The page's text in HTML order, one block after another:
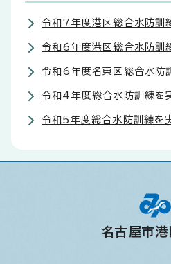
令和7年度港区総合水防訓
令和6年度港区総合水防訓
令和6年度名東区総合水防
令和4年度総合水防訓練を
令和5年度総合水防訓練を
名古屋市港